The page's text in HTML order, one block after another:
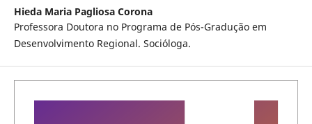
Hieda Maria Pagliosa Corona
Professora Doutora no Programa de Pós-Gradução em
Desenvolvimento Regional. Socióloga.